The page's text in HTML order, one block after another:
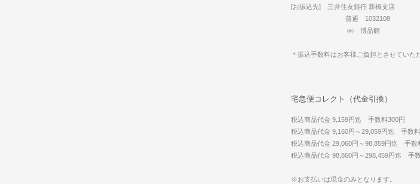
[お振込先] 三井住友銀行 新橋支店
普通 1032108
㈱ 博品館
＊振込手数料はお客様ご負担とさせていた
宅急便コレクト（代金引換）
税込商品代金 9,159円迄 手数料300円
税込商品代金 9,160円～29,059円迄 手数
税込商品代金 29,060円～98,859円迄 手数
税込商品代金 98,860円～298,459円迄 手
※お支払いは現金のみとなります。